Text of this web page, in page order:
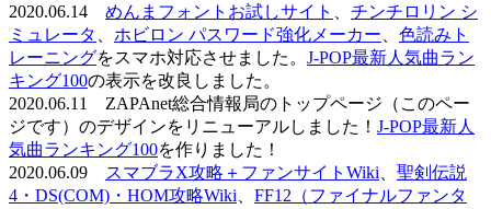
2020.06.14 めんまフォントお試しサイト
チンチロリン シ
ミュレータ
ホビロン パスワード強化メーカー
色読みト
レーニングをスマホ対応させました。 J-POP最新人気曲ラン
キング100の表示を改良しました。
2020.06.11 ZAPAnet総合情報局のトップページ（このペー
ジです）のデザインをリニューアルしました！ J-POP最新人
気曲ランキング100を作りました！
2020.06.09
スマブラX攻略＋ファンサイトWiki
聖剣伝説
4・DS(COM)・HOM攻略Wiki
FF12（ファイナルファンタ